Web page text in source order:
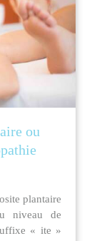
ou
plantaire
niveau de
« ite »